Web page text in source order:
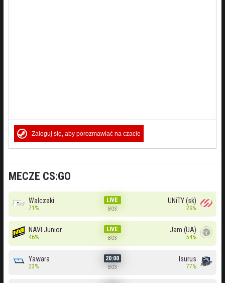
MECZE CS:GO
Walczaki
71%
LIVE
BO3
UNiTY (sk)
29%
NAVI Junior
46%
LIVE
BO3
Jam (UA)
54%
Yawara
23%
20:00
BO3
Isurus
77%
Zaloguj się, aby porozmawiać na czacie